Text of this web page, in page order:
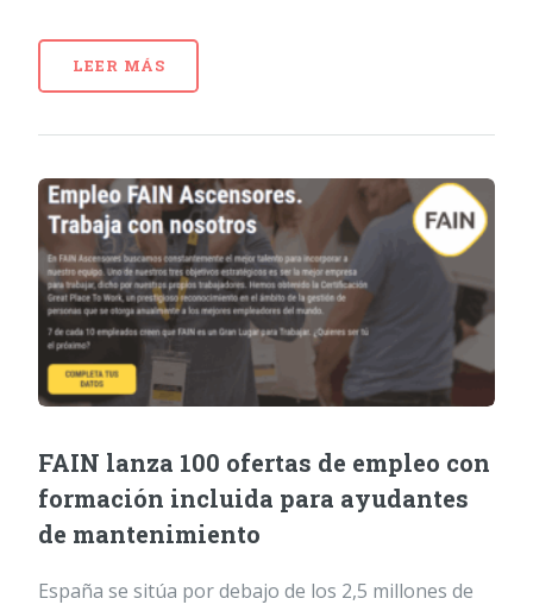
LEER MÁS
FAIN lanza 100 ofertas de empleo con
formación incluida para ayudantes
de mantenimiento
España se sitúa por debajo de los 2,5 millones de